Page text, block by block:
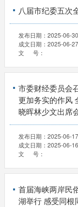
八届市纪委五次
发布日期： 2025-06-30
成文日期： 2025-06-27
文 号：
市委财经委员会
更加务实的作风
晓晖林少文出席
发布日期： 2025-06-17
成文日期： 2025-06-16
文 号：
首届海峡两岸民
湖举行 感受同根